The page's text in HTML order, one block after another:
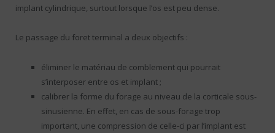
implant cylindrique, surtout lorsque l’os est peu dense.
Le passage du foret terminal a deux objectifs :
éliminer le matériau de comblement qui pourrait
s’interposer entre os et implant ;
calibrer la forme du forage au niveau de la corticale sous-
sinusienne. En effet, en cas de sous-forage trop
important, une compression de celle-ci par l’implant est